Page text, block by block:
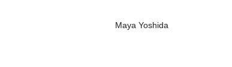
Maya Yoshida